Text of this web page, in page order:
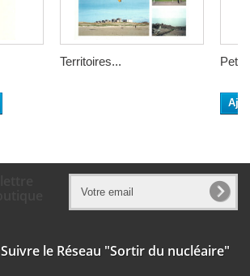
Territoires...
Suivre le Réseau "Sortir du nucléaire"